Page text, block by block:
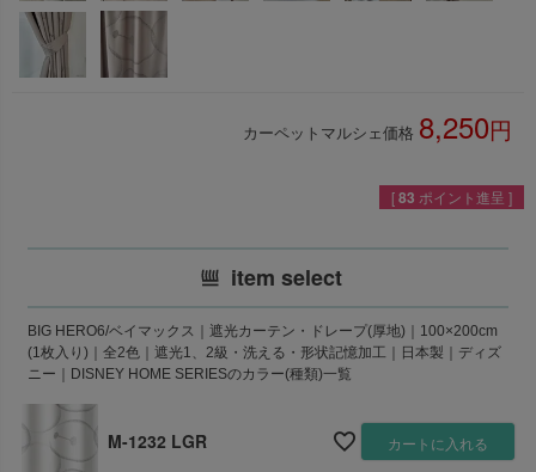
カーペットマルシェ価格 8,250
[83 ポイント進呈 ]
item select
BIG HERO6/ベイマックス｜遮光カーテン・ドレープ(厚地)｜100×200cm
(1枚入り)｜全2色｜遮光1、2級・洗える・形状記憶加工｜日本製｜ディズ
ニー｜DISNEY HOME SERIESのカラー(種類)一覧
M-1232 LGR カートに入れる